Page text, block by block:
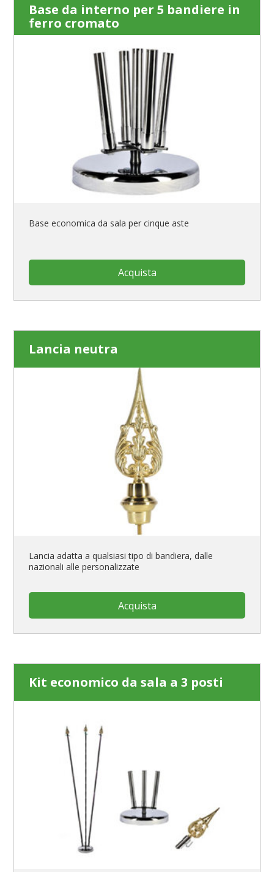
Base da interno per 5 bandiere in
ferro cromato
Base economica da sala per cinque aste
Acquista
Lancia neutra
Lancia adatta a qualsiasi tipo di bandiera, dalle
nazionali alle personalizzate
Acquista
Kit economico da sala a 3 posti